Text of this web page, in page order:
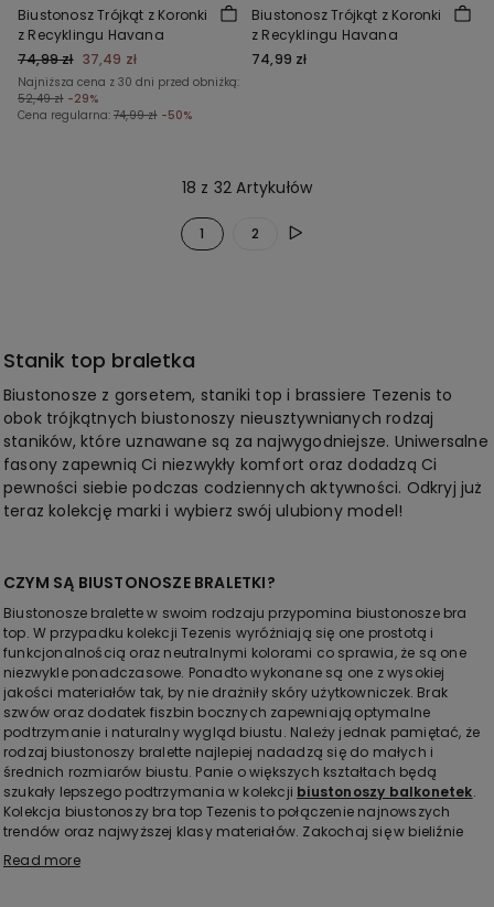
Biustonosz Trójkąt z Koronki
z Recyklingu Havana
74,99 zł 37,49 zł
Najniższa cena z 30 dni przed obniżką:
52,49 zł -29%
Cena regularna: 74,99 zł -50%
Biustonosz Trójkąt z Koronki
z Recyklingu Havana
74,99 zł
18 z 32 Artykułów
1 2
Stanik top braletka
Biustonosze z gorsetem, staniki top i brassiere Tezenis to
obok trójkątnych biustonoszy nieusztywnianych rodzaj
staników, które uznawane są za najwygodniejsze. Uniwersalne
fasony zapewnią Ci niezwykły komfort oraz dodadzą Ci
pewności siebie podczas codziennych aktywności. Odkryj już
teraz kolekcję marki i wybierz swój ulubiony model!
CZYM SĄ BIUSTONOSZE BRALETKI?
Biustonosze bralette w swoim rodzaju przypomina biustonosze bra
top. W przypadku kolekcji Tezenis wyróżniają się one prostotą i
funkcjonalnością oraz neutralnymi kolorami co sprawia, że są one
niezwykle ponadczasowe. Ponadto wykonane są one z wysokiej
jakości materiałów tak, by nie drażniły skóry użytkowniczek. Brak
szwów oraz dodatek fiszbin bocznych zapewniają optymalne
podtrzymanie i naturalny wygląd biustu. Należy jednak pamiętać, że
rodzaj biustonoszy bralette najlepiej nadadzą się do małych i
średnich rozmiarów biustu. Panie o większych kształtach będą
szukały lepszego podtrzymania w kolekcji biustonoszy balkonetek.
Kolekcja biustonoszy bra top Tezenis to połączenie najnowszych
trendów oraz najwyższej klasy materiałów. Zakochaj się w bieliźnie
marki już dziś!
Read more